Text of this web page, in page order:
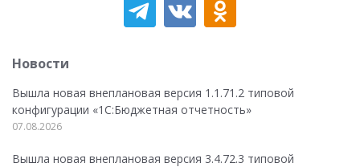
Новости
Вышла новая внеплановая версия 1.1.71.2 типовой
конфигурации «1C:Бюджетная отчетность»
07.08.2026
Вышла новая внеплановая версия 3.4.72.3 типовой